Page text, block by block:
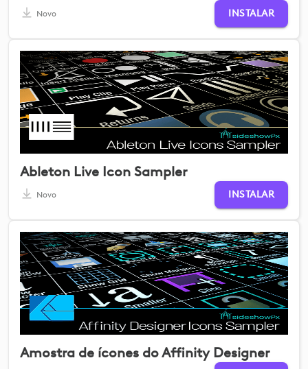
Novo INSTALAR
Ableton Live Icon Sampler
Novo INSTALAR
Amostra de ícones do Affinity Designer